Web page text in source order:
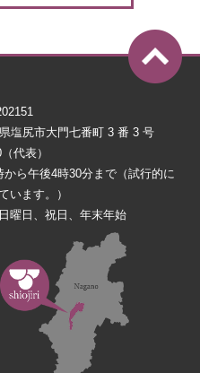
塩尻市大門七番町 3 番 3 号
代表）
から午後4時30分まで（試行的に
います。）
曜日、祝日、年末年始